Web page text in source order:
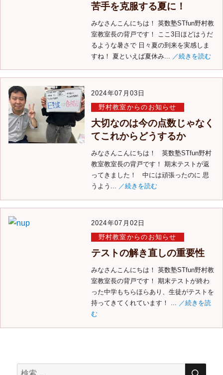
苦手を克服する夏に！
みなさんこんにちは！ 英数塾STfun野村教
室教室長の背戸です！ ここ3日ほどはうだ
るような暑さで 日々夏の到来を実感しま
すね！ 夏といえば夏休み...
／続きを読む
2024年07月03日
野村教室からのお知らせ
大切なのは今の点数じゃなく
てこれからどうするか
みなさんこんにちは！ 英数塾STfun野村
教室教室長の背戸です！ 期末テストが返
ってきました！ 中には頑張ったのに 思
うよう...
／続きを読む
2024年07月02日
野村教室からのお知らせ
テストの解き直しの重要性
みなさんこんにちは！ 英数塾STfun野村教
室教室長の背戸です！ 期末テストが終わ
った中学もちらほらあり、生徒がテストを
持ってきてくれています！ ... ／続きを読
む